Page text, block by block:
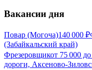
Вакансии дня
Повар (Могоча)140 000 ₽
(Забайкальский край)
Фрезеровщикот 75 000 до
дороги, Аксеново-